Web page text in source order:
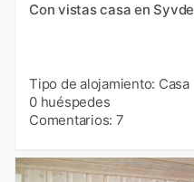
Con vistas casa en Syvde
Tipo de alojamiento: Casa
0 huéspedes
Comentarios: 7